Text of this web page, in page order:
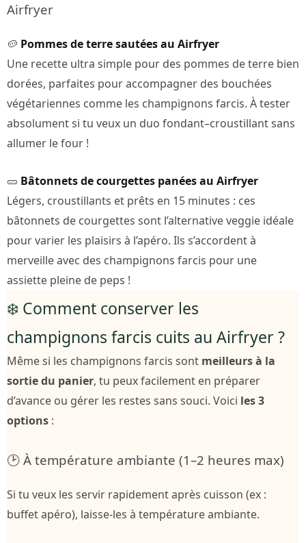
Airfryer
🥔 Pommes de terre sautées au Airfryer
Une recette ultra simple pour des pommes de terre bien
dorées, parfaites pour accompagner des bouchées
végétariennes comme les champignons farcis. À tester
absolument si tu veux un duo fondant–croustillant sans
allumer le four !
🥒 Bâtonnets de courgettes panées au Airfryer
Légers, croustillants et prêts en 15 minutes : ces
bâtonnets de courgettes sont l’alternative veggie idéale
pour varier les plaisirs à l’apéro. Ils s’accordent à
merveille avec des champignons farcis pour une
assiette pleine de peps !
❄️ Comment conserver les
champignons farcis cuits au Airfryer ?
Même si les champignons farcis sont meilleurs à la
sortie du panier, tu peux facilement en préparer
d’avance ou gérer les restes sans souci. Voici les 3
options :
🕑 À température ambiante (1–2 heures max)
Si tu veux les servir rapidement après cuisson (ex :
buffet apéro), laisse-les à température ambiante.